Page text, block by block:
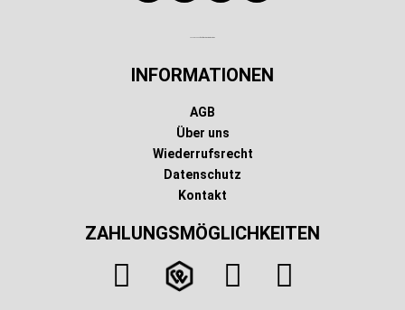
INFORMATIONEN
AGB
Über uns
Wiederrufsrecht
Datenschutz
Kontakt
ZAHLUNGSMÖGLICHKEITEN